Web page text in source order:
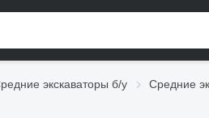
экскаваторы б/у Средние